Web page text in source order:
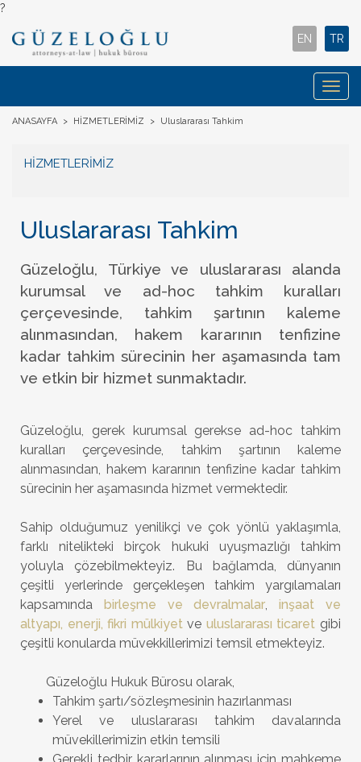
?
EN TR
ANASAYFA > HİZMETLERİMİZ > Uluslararası Tahkim
HİZMETLERİMİZ
Uluslararası Tahkim
Güzeloğlu, Türkiye ve uluslararası alanda
kurumsal ve ad-hoc tahkim kuralları
çerçevesinde, tahkim şartının kaleme
alınmasından, hakem kararının tenfizine
kadar tahkim sürecinin her aşamasında tam
ve etkin bir hizmet sunmaktadır.
Güzeloğlu, gerek kurumsal gerekse ad-hoc tahkim
kuralları çerçevesinde, tahkim şartının kaleme
alınmasından, hakem kararının tenfizine kadar tahkim
sürecinin her aşamasında hizmet vermektedir.
Sahip olduğumuz yenilikçi ve çok yönlü yaklaşımla,
farklı nitelikteki birçok hukuki uyuşmazlığı tahkim
yoluyla çözebilmekteyiz. Bu bağlamda, dünyanın
çeşitli yerlerinde gerçekleşen tahkim yargılamaları
kapsamında birleşme ve devralmalar, inşaat ve
altyapı, enerji, fikri mülkiyetve uluslararası ticaret gibi
çeşitli konularda müvekkillerimizi temsil etmekteyiz.
Güzeloğlu Hukuk Bürosu olarak,
Tahkim şartı/sözleşmesinin hazırlanması
Yerel ve uluslararası tahkim davalarında
müvekillerimizin etkin temsili